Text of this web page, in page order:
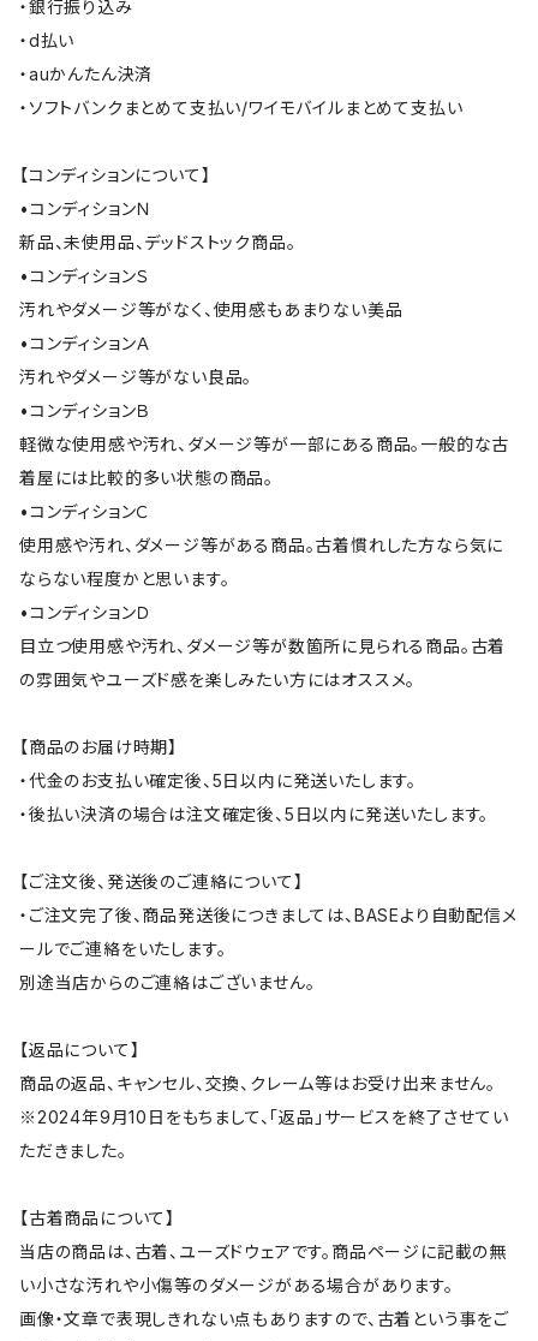
・銀行振り込み
・d払い
・auかんたん決済
・ソフトバンクまとめて支払い/ワイモバイルまとめて支払い
【コンディションについて】
•コンディションＮ
新品、未使用品、デッドストック商品。
•コンディションＳ
汚れやダメージ等がなく、使用感もあまりない美品
•コンディションＡ
汚れやダメージ等がない良品。
•コンディションＢ
軽微な使用感や汚れ、ダメージ等が一部にある商品。一般的な古
着屋には比較的多い状態の商品。
•コンディションＣ
使用感や汚れ、ダメージ等がある商品。古着慣れした方なら気に
ならない程度かと思います。
•コンディションＤ
目立つ使用感や汚れ、ダメージ等が数箇所に見られる商品。古着
の雰囲気やユーズド感を楽しみたい方にはオススメ。
【商品のお届け時期】
・代金のお支払い確定後、5日以内に発送いたします。
・後払い決済の場合は注文確定後、5日以内に発送いたします。
【ご注文後、発送後のご連絡について】
・ご注文完了後、商品発送後につきましては、BASEより自動配信メ
ールでご連絡をいたします。
別途当店からのご連絡はございません。
【返品について】
商品の返品、キャンセル、交換、クレーム等はお受け出来ません。
※2024年9月10日をもちまして、「返品」サービスを終了させてい
ただきました。
【古着商品について】
当店の商品は、古着、ユーズドウェアです。商品ページに記載の無
い小さな汚れや小傷等のダメージがある場合があります。
画像・文章で表現しきれない点もありますので、古着という事をご